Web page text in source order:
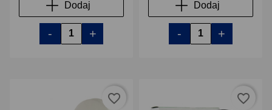
Dodaj
- +
Dodaj
- +
favorite_border favorite_border